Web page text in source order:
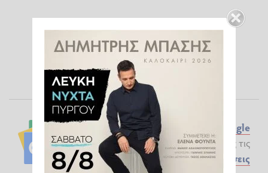
Ακολουθήστε το ilialive.gr στο
Google
News και μάθετε πρώτοι όλες τις
Ειδήσεις